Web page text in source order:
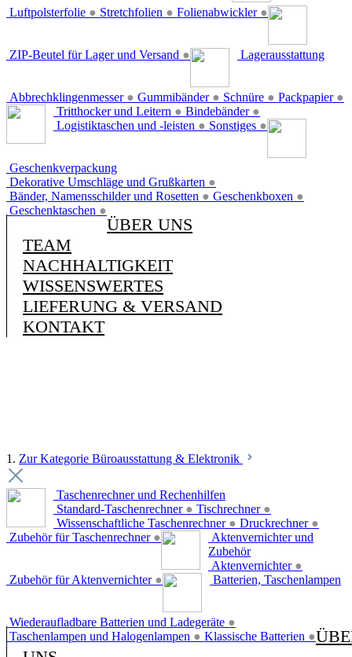
Luftpolsterfolie ● Stretchfolien ● Folienabwickler ●
ZIP-Beutel für Lager und Versand ●
Abbrechklingenmesser ● Gummibänder ● Schnüre ● Packpapier ●
Lagerausstattung
Tritthocker und Leitern ● Bindebänder ●
Logistiktaschen und -leisten ● Sonstiges ●
Geschenkverpackung
Dekorative Umschläge und Grußkarten ●
Bänder, Namensschilder und Rosetten ● Geschenkboxen ●
Geschenktaschen ●
ÜBER UNS
TEAM
NACHHALTIGKEIT
WISSENSWERTES
LIEFERUNG & VERSAND
KONTAKT
1. Zur Kategorie Büroausstattung & Elektronik
Taschenrechner und Rechenhilfen
Standard-Taschenrechner ● Tischrechner ●
Wissenschaftliche Taschenrechner ● Druckrechner ●
Zubehör für Taschenrechner ●
Aktenvernichter und
Zubehör
Aktenvernichter ●
Zubehör für Aktenvernichter ● Batterien, Taschenlampen
Wiederaufladbare Batterien und Ladegeräte ●
Taschenlampen und Halogenlampen ● Klassische Batterien ●